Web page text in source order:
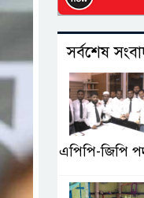
সর্বশেষ
এপিপি-জিপি